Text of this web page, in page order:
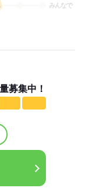
みんなで
募集中！